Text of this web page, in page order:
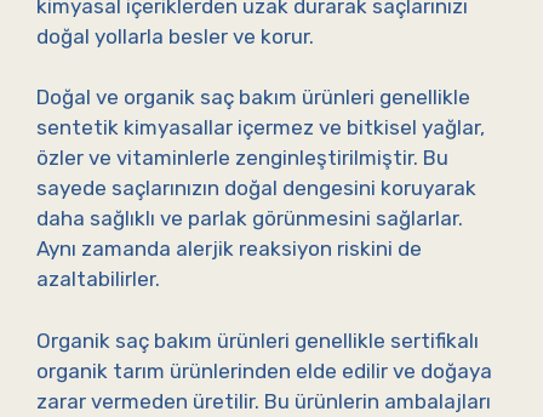
kimyasal içeriklerden uzak durarak saçlarınızı
doğal yollarla besler ve korur.
Doğal ve organik saç bakım ürünleri genellikle
sentetik kimyasallar içermez ve bitkisel yağlar,
özler ve vitaminlerle zenginleştirilmiştir. Bu
sayede saçlarınızın doğal dengesini koruyarak
daha sağlıklı ve parlak görünmesini sağlarlar.
Aynı zamanda alerjik reaksiyon riskini de
azaltabilirler.
Organik saç bakım ürünleri genellikle sertifikalı
organik tarım ürünlerinden elde edilir ve doğaya
zarar vermeden üretilir. Bu ürünlerin ambalajları